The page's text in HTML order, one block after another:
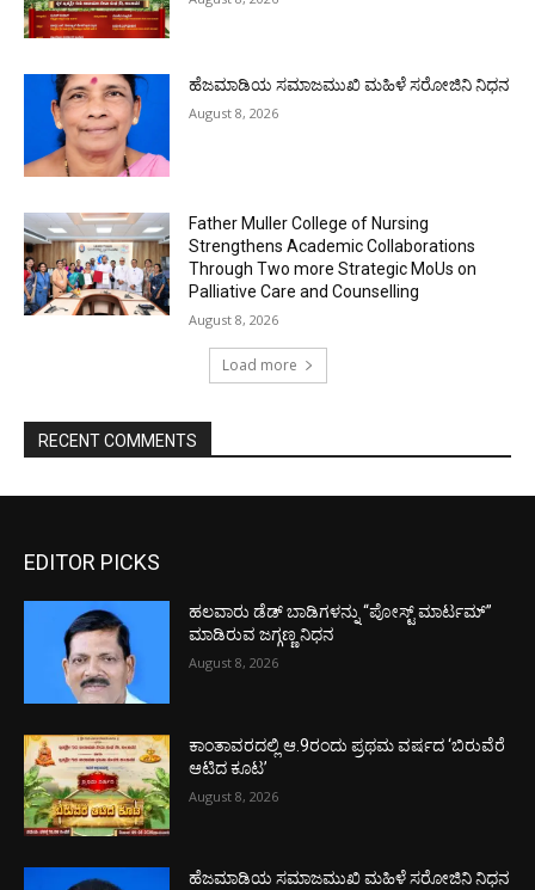
ಹೆಜಮಾಡಿಯ ಸಮಾಜಮುಖಿ ಮಹಿಳೆ ಸರೋಜಿನಿ ನಿಧನ
August 8, 2026
Father Muller College of Nursing
Strengthens Academic Collaborations
Through Two more Strategic MoUs on
Palliative Care and Counselling
August 8, 2026
Load more
RECENT COMMENTS
EDITOR PICKS
ಹಲವಾರು ಡೆಡ್ ಬಾಡಿಗಳನ್ನು “ಪೋಸ್ಟ್ ಮಾರ್ಟಮ್”
ಮಾಡಿರುವ ಜಗ್ಗಣ್ಣ ನಿಧನ
August 8, 2026
ಕಾಂತಾವರದಲ್ಲಿ ಆ.9ರಂದು ಪ್ರಥಮ ವರ್ಷದ ‘ಬಿರುವೆರೆ
ಆಟಿದ ಕೂಟ’
August 8, 2026
ಹೆಜಮಾಡಿಯ ಸಮಾಜಮುಖಿ ಮಹಿಳೆ ಸರೋಜಿನಿ ನಿಧನ